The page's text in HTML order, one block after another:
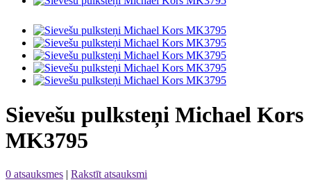
Sievešu pulksteņi Michael Kors
MK3795
0 atsauksmes | Rakstīt atsauksmi